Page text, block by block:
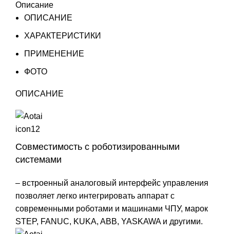
Описание
ОПИСАНИЕ
ХАРАКТЕРИСТИКИ
ПРИМЕНЕНИЕ
ФОТО
ОПИСАНИЕ
Совместимость с роботизированными
системами
– встроенный аналоговый интерфейс управления
позволяет легко интегрировать аппарат с
современными роботами и машинами ЧПУ, марок
STEP, FANUC, KUKA, ABB, YASKAWA и другими.